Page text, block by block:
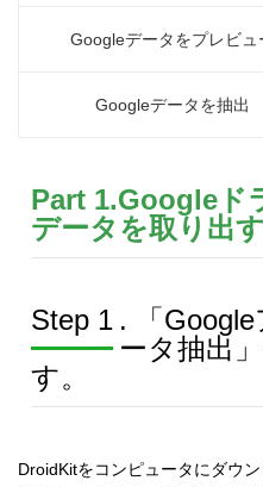
Googleデータをプレビュ
Googleデータを抽出
Part 1.Googleド
データを取り出す
Step 1 . 「
ータ抽出
す。
DroidKitをコンピュータにダウ